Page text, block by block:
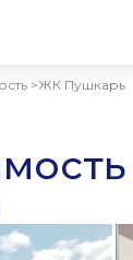
>ЖК Пушкарь